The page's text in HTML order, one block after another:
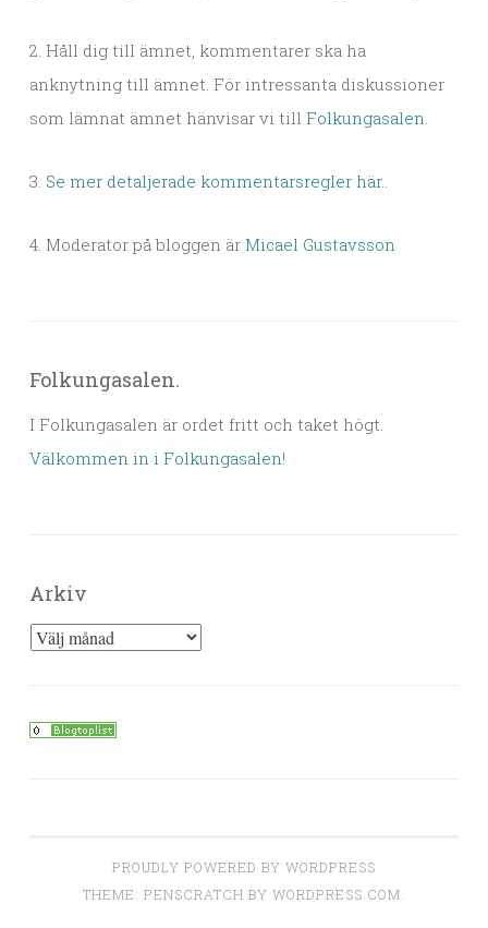
2. Håll dig till ämnet, kommentarer ska ha
anknytning till ämnet. För intressanta diskussioner
som lämnat ämnet hänvisar vi till Folkungasalen.
3. Se mer detaljerade kommentarsregler här..
4. Moderator på bloggen är Micael Gustavsson
Folkungasalen.
I Folkungasalen är ordet fritt och taket högt.
Välkommen in i Folkungasalen!
Arkiv
Arkiv
PROUDLY POWERED BY WORDPRESS
THEME: PENSCRATCH BY WORDPRESS.COM